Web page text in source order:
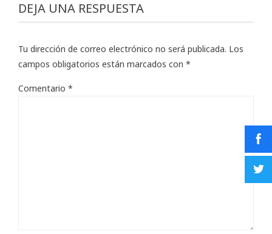
DEJA UNA RESPUESTA
Tu dirección de correo electrónico no será publicada. Los
campos obligatorios están marcados con *
Comentario *